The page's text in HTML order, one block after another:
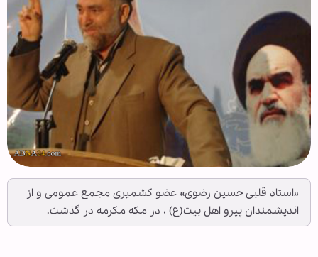
«استاد قلبی حسین رضوی» عضو کشمیری مجمع عمومی و از
اندیشمندان پیرو اهل بیت(ع) ، در مکه مکرمه در گذشت.